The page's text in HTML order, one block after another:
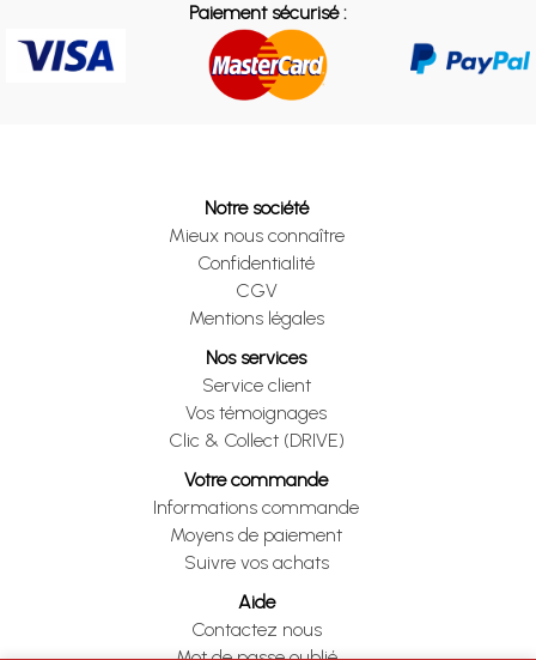
Paiement sécurisé :
Notre société
Mieux nous connaître
Confidentialité
CGV
Mentions légales
Nos services
Service client
Vos témoignages
Clic & Collect (DRIVE)
Votre commande
Informations commande
Moyens de paiement
Suivre vos achats
Aide
Contactez nous